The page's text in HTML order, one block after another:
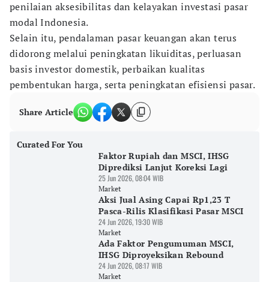
penilaian aksesibilitas dan kelayakan investasi pasar
modal Indonesia.
Selain itu, pendalaman pasar keuangan akan terus
didorong melalui peningkatan likuiditas, perluasan
basis investor domestik, perbaikan kualitas
pembentukan harga, serta peningkatan efisiensi pasar.
Share Article
Curated For You
Faktor Rupiah dan MSCI, IHSG
Diprediksi Lanjut Koreksi Lagi
25 Jun 2026, 08:04 WIB
Market
Aksi Jual Asing Capai Rp1,23 T
Pasca-Rilis Klasifikasi Pasar MSCI
24 Jun 2026, 19:30 WIB
Market
Ada Faktor Pengumuman MSCI,
IHSG Diproyeksikan Rebound
24 Jun 2026, 08:17 WIB
Market